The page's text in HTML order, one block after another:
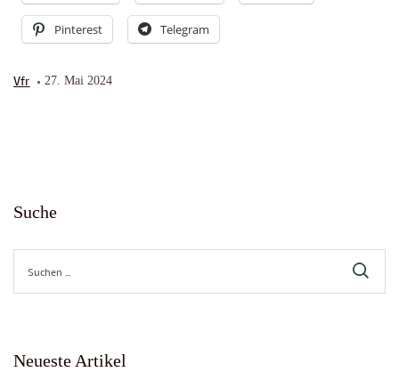
Pinterest Telegram
Vfr 27. Mai 2024
Suche
nach:
Neueste Artikel